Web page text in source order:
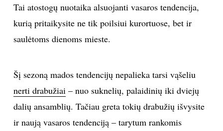
KULTŪRA
LAISVALAIKIS
MUZIKA
TEATRAS
Tai atostogų nuotaika alsuojanti vasaros tendencija,
kurią pritaikysite ne tik poilsiui kurortuose, bet ir
saulėtoms dienoms mieste.
Šį sezoną mados tendencijų nepalieka tarsi vąšeliu
nerti drabužiai– nuo suknelių, palaidinių iki dviejų
dalių ansamblių. Tačiau greta tokių drabužių išvysite
ir naują vasaros tendenciją – tarytum rankomis